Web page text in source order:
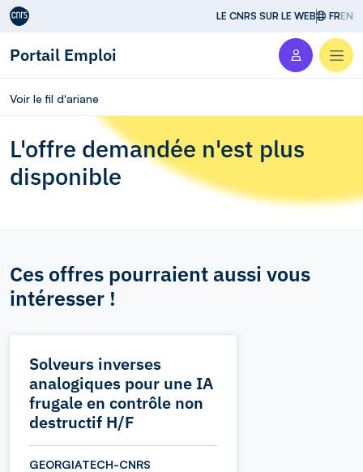
Aller au contenu LE CNRS SUR LE WEB FREN
Portail Emploi
Voir le fil d'ariane
L'offre demandée n'est plus
disponible
Ces offres pourraient aussi vous
intéresser !
Solveurs inverses
analogiques pour une IA
frugale en contrôle non
destructif H/F
GEORGIATECH-CNRS